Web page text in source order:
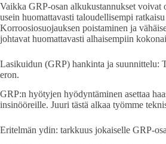
Vaikka GRP-osan alkukustannukset voivat
usein huomattavasti taloudellisempi
Korroosiosuojauksen poistaminen ja
johtavat huomattavasti alhaisempiin
Lasikuidun (GRP) hankinta ja suunnittelu:
eron.
GRP:n hyötyjen hyödyntäminen asettaa
insinööreille. Juuri tästä alkaa työmme
Eritelmän ydin: tarkkuus jokaiselle GRP-